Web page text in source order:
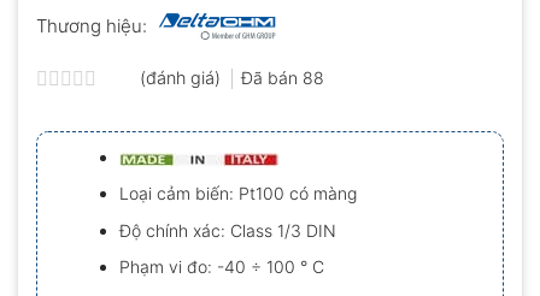
Thương hiệu:
xếp
hạng
0.0
5
sao
(đánh giá) Đã bán 88
Loại cảm biến: Pt100 có màng
Độ chính xác: Class 1/3 DIN
Phạm vi đo: -40 ÷ 100 ° C